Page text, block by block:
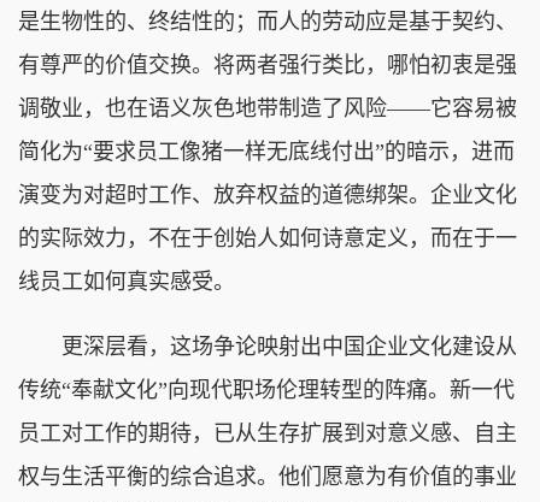
是生物性的、终结性的；而人的劳动应是基于契约、
有尊严的价值交换。将两者强行类比，哪怕初衷是强
调敬业，也在语义灰色地带制造了风险——它容易被
简化为“要求员工像猪一样无底线付出”的暗示，进而
演变为对超时工作、放弃权益的道德绑架。企业文化
的实际效力，不在于创始人如何诗意定义，而在于一
线员工如何真实感受。
更深层看，这场争论映射出中国企业文化建设从
传统“奉献文化”向现代职场伦理转型的阵痛。新一代
员工对工作的期待，已从生存扩展到对意义感、自主
权与生活平衡的综合追求。他们愿意为有价值的事业